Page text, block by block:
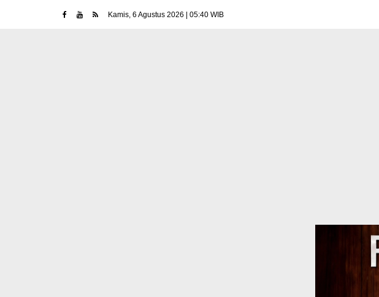
Kamis, 6 Agustus 2026 | 05:40 WIB